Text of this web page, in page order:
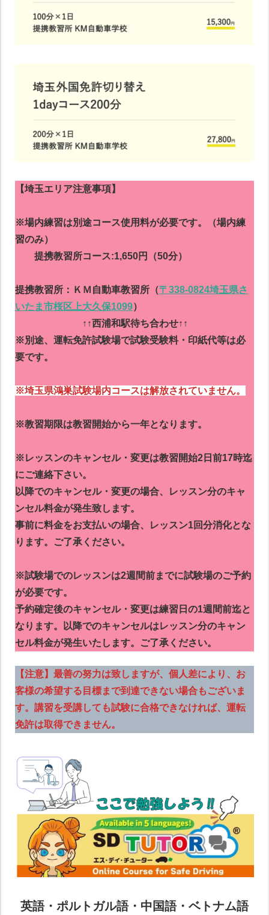
【埼玉エリア注意事項】
※場内練習は別途コース使用料が必要です。（場内練
習のみ）
提携教習所コース:1,650円（50分）
提携教習所：ＫＭ自動車教習所（〒338-0824埼玉県さ
いたま市桜区上大久保1099）
↑↑西浦和駅待ち合わせ↑↑
※別途、運転免許試験場で試験受験料・印紙代等は必
要です。
※埼玉県鴻巣試験場内コースは解放されていません。
※教習期限は教習開始から一年となります。
※レッスンのキャンセル・変更は教習開始2日前17時迄
にご連絡下さい。
以降でのキャンセル・変更の場合、レッスン分のキャ
ンセル料金が発生致します。
事前に料金をお支払いの場合、レッスン1回分消化とな
ります。ご了承ください。
※試験場でのレッスンは2週間前までに試験場のご予約
が必要です。
予約確定後のキャンセル・変更は練習日の1週間前迄と
なります。以降でのキャンセルはレッスン分のキャン
セル料金が発生いたします。ご了承ください。
【注意】最善の努力は致しますが、個人差により、お
客様の希望する目標まで到達できない場合もございま
す。講習を受講しても試験に合格できなければ、運転
免許は取得できません。
英語・ポルトガル語・中国語・ベトナム語